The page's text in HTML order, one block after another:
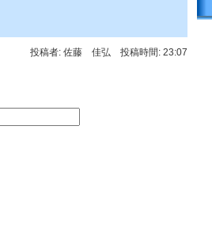
投稿者: 佐藤 佳弘 投稿時間: 23:07